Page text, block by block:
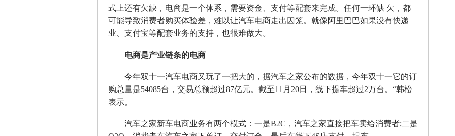
式上还有欠缺，电商是一个体系，需要资金、支付等配套来完成。任何一环缺 欠，都
可能导致消费者购买体验差，难以让汽车电商走出囚笼。就像阿里巴巴如果没有快递
业、支付宝等配套业务的支持，也很难做大。
电商是产业链条的电商
今年双十一汽车电商又玩了一把大的，据汽车之家公布的数据，今年双十一它的订
购总量是54085台，交易总额超过87亿元。截至11月20日，线下提车超过2万台。“韩松
表示。
汽车之家新车电商业务有两个模式：一是B2C，汽车之家直接把车卖给消费者;二是